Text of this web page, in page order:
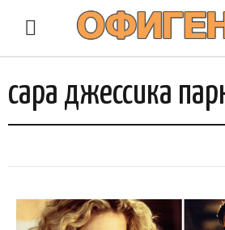
сара джессика